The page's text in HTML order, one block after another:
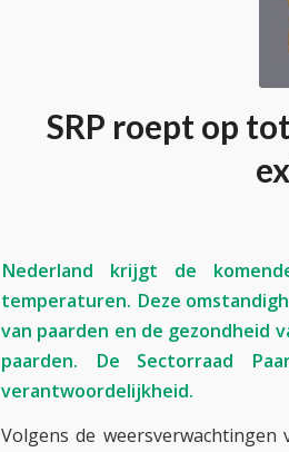
SRP roept op
Nederland krijgt de
temperaturen. Deze
van paarden en de gezondheid
paarden. De Sectorraad
verantwoordelijkheid.
Volgens de